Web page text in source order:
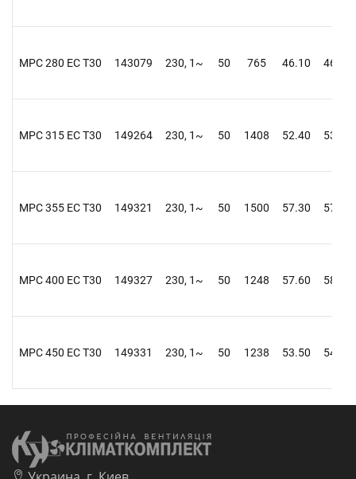
MPC 280 EC T30 143079 230, 1~ 50 765 46.10 46.60
MPC 315 EC T30 149264 230, 1~ 50 1408 52.40 53.30
MPC 355 EC T30 149321 230, 1~ 50 1500 57.30 57.60
MPC 400 EC T30 149327 230, 1~ 50 1248 57.60 58.10
MPC 450 EC T30 149331 230, 1~ 50 1238 53.50 54.20